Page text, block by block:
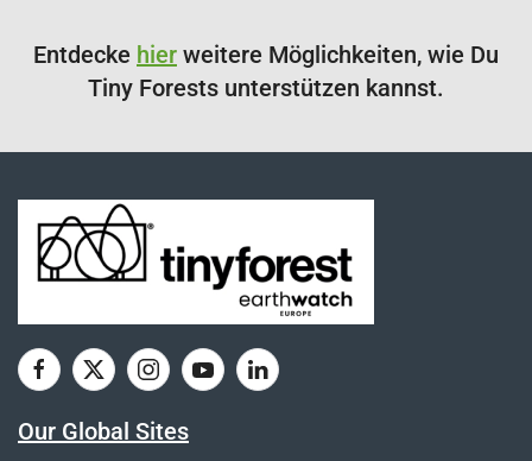
Entdecke hier weitere Möglichkeiten, wie Du
Tiny Forests unterstützen kannst.
Our Global Sites